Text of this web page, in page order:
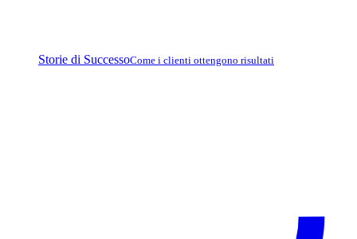
Storie di SuccessoCome i clienti ottengono risultati